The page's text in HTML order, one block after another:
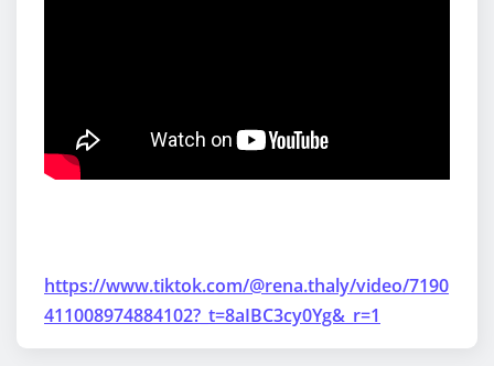
https://www.tiktok.com/@rena.thaly/video/7190
411008974884102?_t=8aIBC3cy0Yg&_r=1